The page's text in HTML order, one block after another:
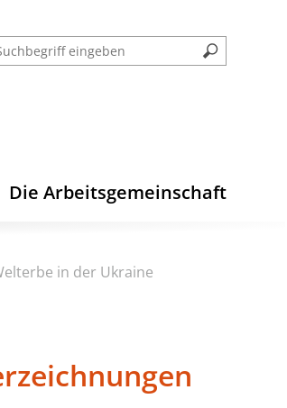
Die Arbeitsgemeinschaft
in der Ukraine